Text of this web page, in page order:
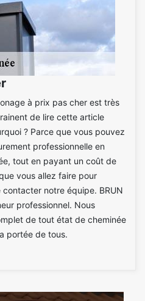
à prix pas cher est très
de lire cette article
? Parce que vous pouvez
professionnelle en
tout en payant un coût de
vous allez faire pour
notre équipe. BRUN
professionnel. Nous
de tout état de cheminée
portée de tous.